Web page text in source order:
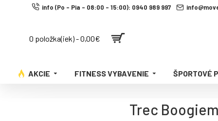
info (Po - Pia - 08:00 - 15:00): 0940 989 997
0 položka(iek) - 0,00€
AKCIE FITNESS VYBAVENIE ŠPORTOVÉ
Trec